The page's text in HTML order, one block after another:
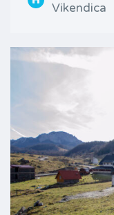
Vikendica